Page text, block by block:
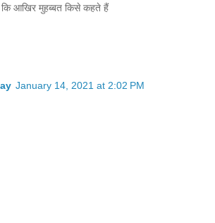
आखिर मुहब्बत किसे कहते हैं
January 14, 2021 at 2:02 PM